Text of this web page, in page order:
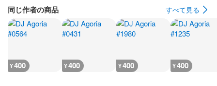
同じ作者の商品 すべて見る
¥400 ¥400 ¥400 ¥400